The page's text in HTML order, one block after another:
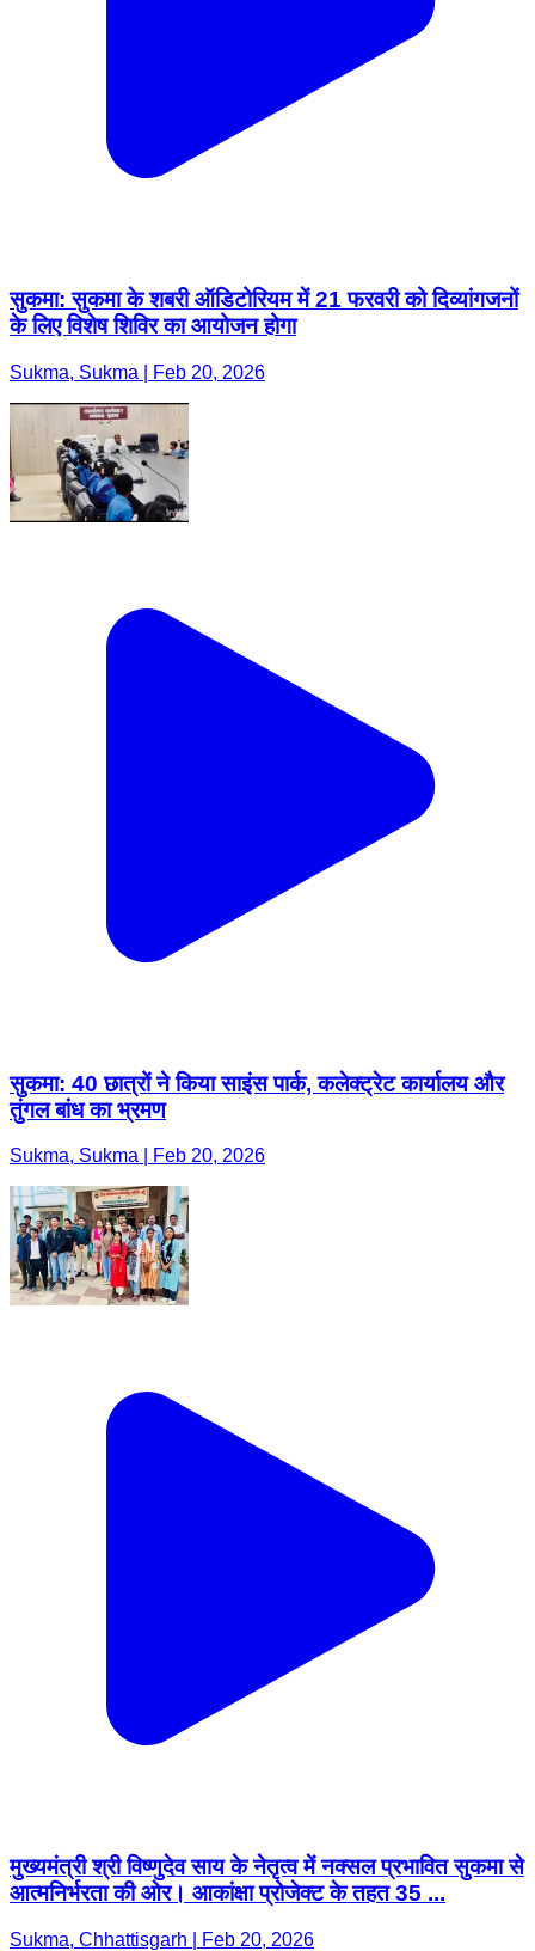
सुकमा: सुकमा के शबरी ऑडिटोरियम में 21 फरवरी को दिव्यांगजनों
के लिए विशेष शिविर का आयोजन होगा
Sukma, Sukma | Feb 20, 2026
सुकमा: 40 छात्रों ने किया साइंस पार्क, कलेक्ट्रेट कार्यालय और
तुंगल बांध का भ्रमण
Sukma, Sukma | Feb 20, 2026
मुख्यमंत्री श्री विष्णुदेव साय के नेतृत्व में नक्सल प्रभावित सुकमा से
आत्मनिर्भरता की ओर। आकांक्षा प्रोजेक्ट के तहत 35 ...
Sukma, Chhattisgarh | Feb 20, 2026